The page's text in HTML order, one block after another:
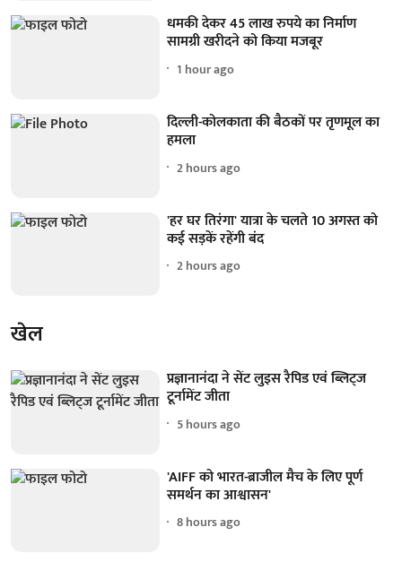
धमकी देकर 45 लाख रुपये का निर्माण
सामग्री खरीदने को किया मजबूर
1 hour ago
दिल्ली-कोलकाता की बैठकों पर तृणमूल का
हमला
2 hours ago
'हर घर तिरंगा' यात्रा के चलते 10 अगस्त को
कई सड़कें रहेंगी बंद
2 hours ago
खेल
प्रज्ञानानंदा ने सेंट लुइस रैपिड एवं ब्लिट्ज
टूर्नामेंट जीता
5 hours ago
'AIFF को भारत-ब्राजील मैच के लिए पूर्ण
समर्थन का आश्वासन'
8 hours ago